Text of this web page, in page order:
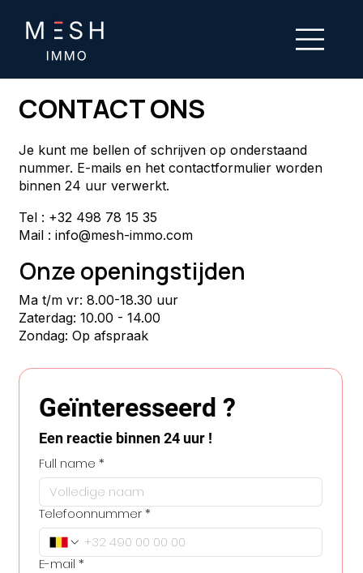
CONTACT ONS
Je kunt me bellen of schrijven op onderstaand
nummer. E-mails en het contactformulier worden
binnen 24 uur verwerkt.
Tel : +32 498 78 15 35
Mail :info@mesh-immo.com
Onze openingstijden
Ma t/m vr: 8.00-18.30 uur
Zaterdag: 10.00 - 14.00
Zondag: Op afspraak
Geïnteresseerd ?
Een reactie binnen 24 uur !
Full name *
Telefoonnummer *
E-mail *